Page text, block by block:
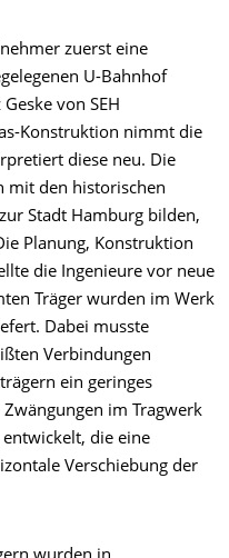
zuerst eine
U-Bahnhof
von SEH
Konstruktion nimmt die
diese neu. Die
mit den historischen
Stadt Hamburg bilden,
Planung, Konstruktion
die Ingenieure vor neue
Träger wurden im Werk
Dabei musste
Verbindungen
ein geringes
im Tragwerk
die eine
Verschiebung der